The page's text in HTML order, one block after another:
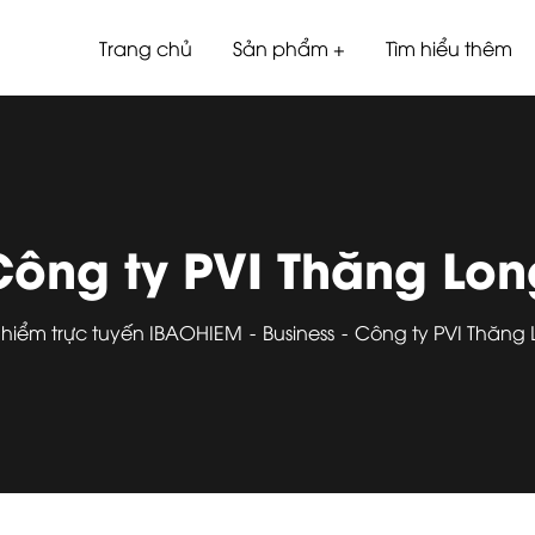
Trang chủ Sản phẩm Tìm hiểu thêm
ty PVI Thăng
trực tuyến IBAOHIEM Business Công ty PVI Thăng